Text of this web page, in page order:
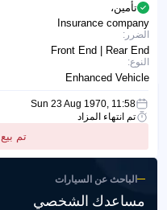
تأمين،
Insurance company
الضرر:
Front End | Rear End
النوع:
Enhanced Vehicle
Sun 23 Aug 1970, 11:58
تم انتهاء المزاد
تم
الباحث عن السيارات
مساعدك الشخصي